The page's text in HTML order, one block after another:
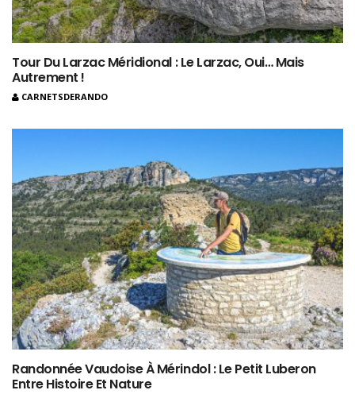
Tour Du Larzac Méridional : Le Larzac, Oui… Mais
Autrement !
CARNETSDERANDO
Randonnée Vaudoise À Mérindol : Le Petit Luberon
Entre Histoire Et Nature